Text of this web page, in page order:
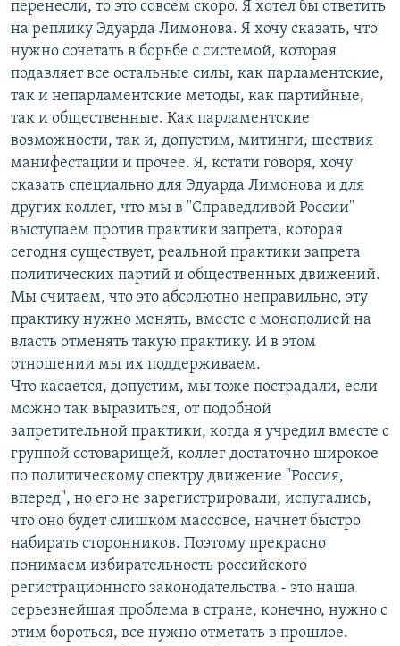
перенесли, то это совсем скоро. Я хотел бы ответить
на реплику Эдуарда Лимонова. Я хочу сказать, что
нужно сочетать в борьбе с системой, которая
подавляет все остальные силы, как парламентские,
так и непарламентские методы, как партийные,
так и общественные. Как парламентские
возможности, так и, допустим, митинги, шествия
манифестации и прочее. Я, кстати говоря, хочу
сказать специально для Эдуарда Лимонова и для
других коллег, что мы в "Справедливой России"
выступаем против практики запрета, которая
сегодня существует, реальной практики запрета
политических партий и общественных движений.
Мы считаем, что это абсолютно неправильно, эту
практику нужно менять, вместе с монополией на
власть отменять такую практику. И в этом
отношении мы их поддерживаем.
Что касается, допустим, мы тоже пострадали, если
можно так выразиться, от подобной
запретительной практики, когда я учредил вместе с
группой сотоварищей, коллег достаточно широкое
по политическому спектру движение "Россия,
вперед", но его не зарегистрировали, испугались,
что оно будет слишком массовое, начнет быстро
набирать сторонников. Поэтому прекрасно
понимаем избирательность российского
регистрационного законодательства - это наша
серьезнейшая проблема в стране, конечно, нужно с
этим бороться, все нужно отметать в прошлое.